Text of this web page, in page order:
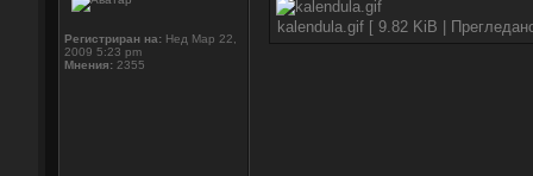
Регистриран на: Нед Мар 22,
2009 5:23 pm
Мнения: 2355
kalendula.gif [ 9.82 KiB |